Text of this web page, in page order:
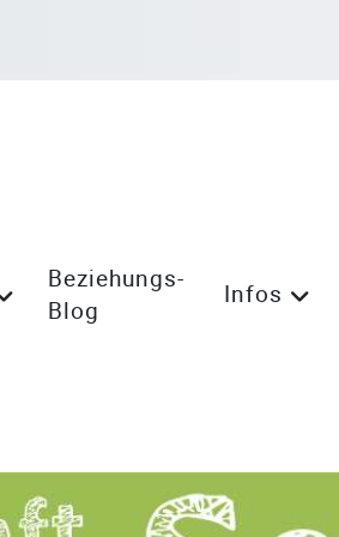
Beziehungs-
Blog
Infos